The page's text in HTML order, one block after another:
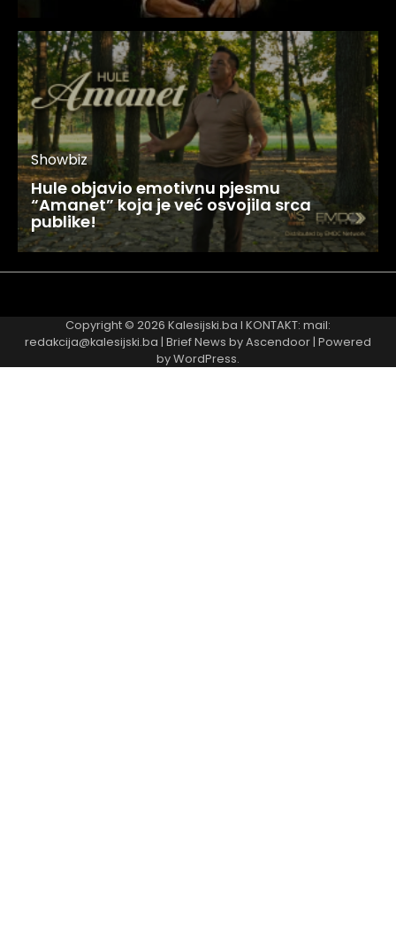
Showbiz
Hule objavio emotivnu pjesmu
“Amanet” koja je već osvojila srca
publike!
Copyright © 2026 Kalesijski.ba I KONTAKT: mail:
redakcija@kalesijski.ba | Brief News byAscendoor| Powered
byWordPress.